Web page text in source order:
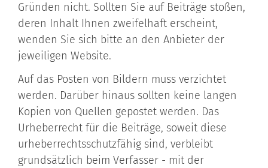
Gründen nicht. Sollten Sie auf Beiträge stoßen,
deren Inhalt Ihnen zweifelhaft erscheint,
wenden Sie sich bitte an den Anbieter der
jeweiligen Website.
Auf das Posten von Bildern muss verzichtet
werden. Darüber hinaus sollten keine langen
Kopien von Quellen gepostet werden. Das
Urheberrecht für die Beiträge, soweit diese
urheberrechtsschutzfähig sind, verbleibt
grundsätzlich beim Verfasser - mit der